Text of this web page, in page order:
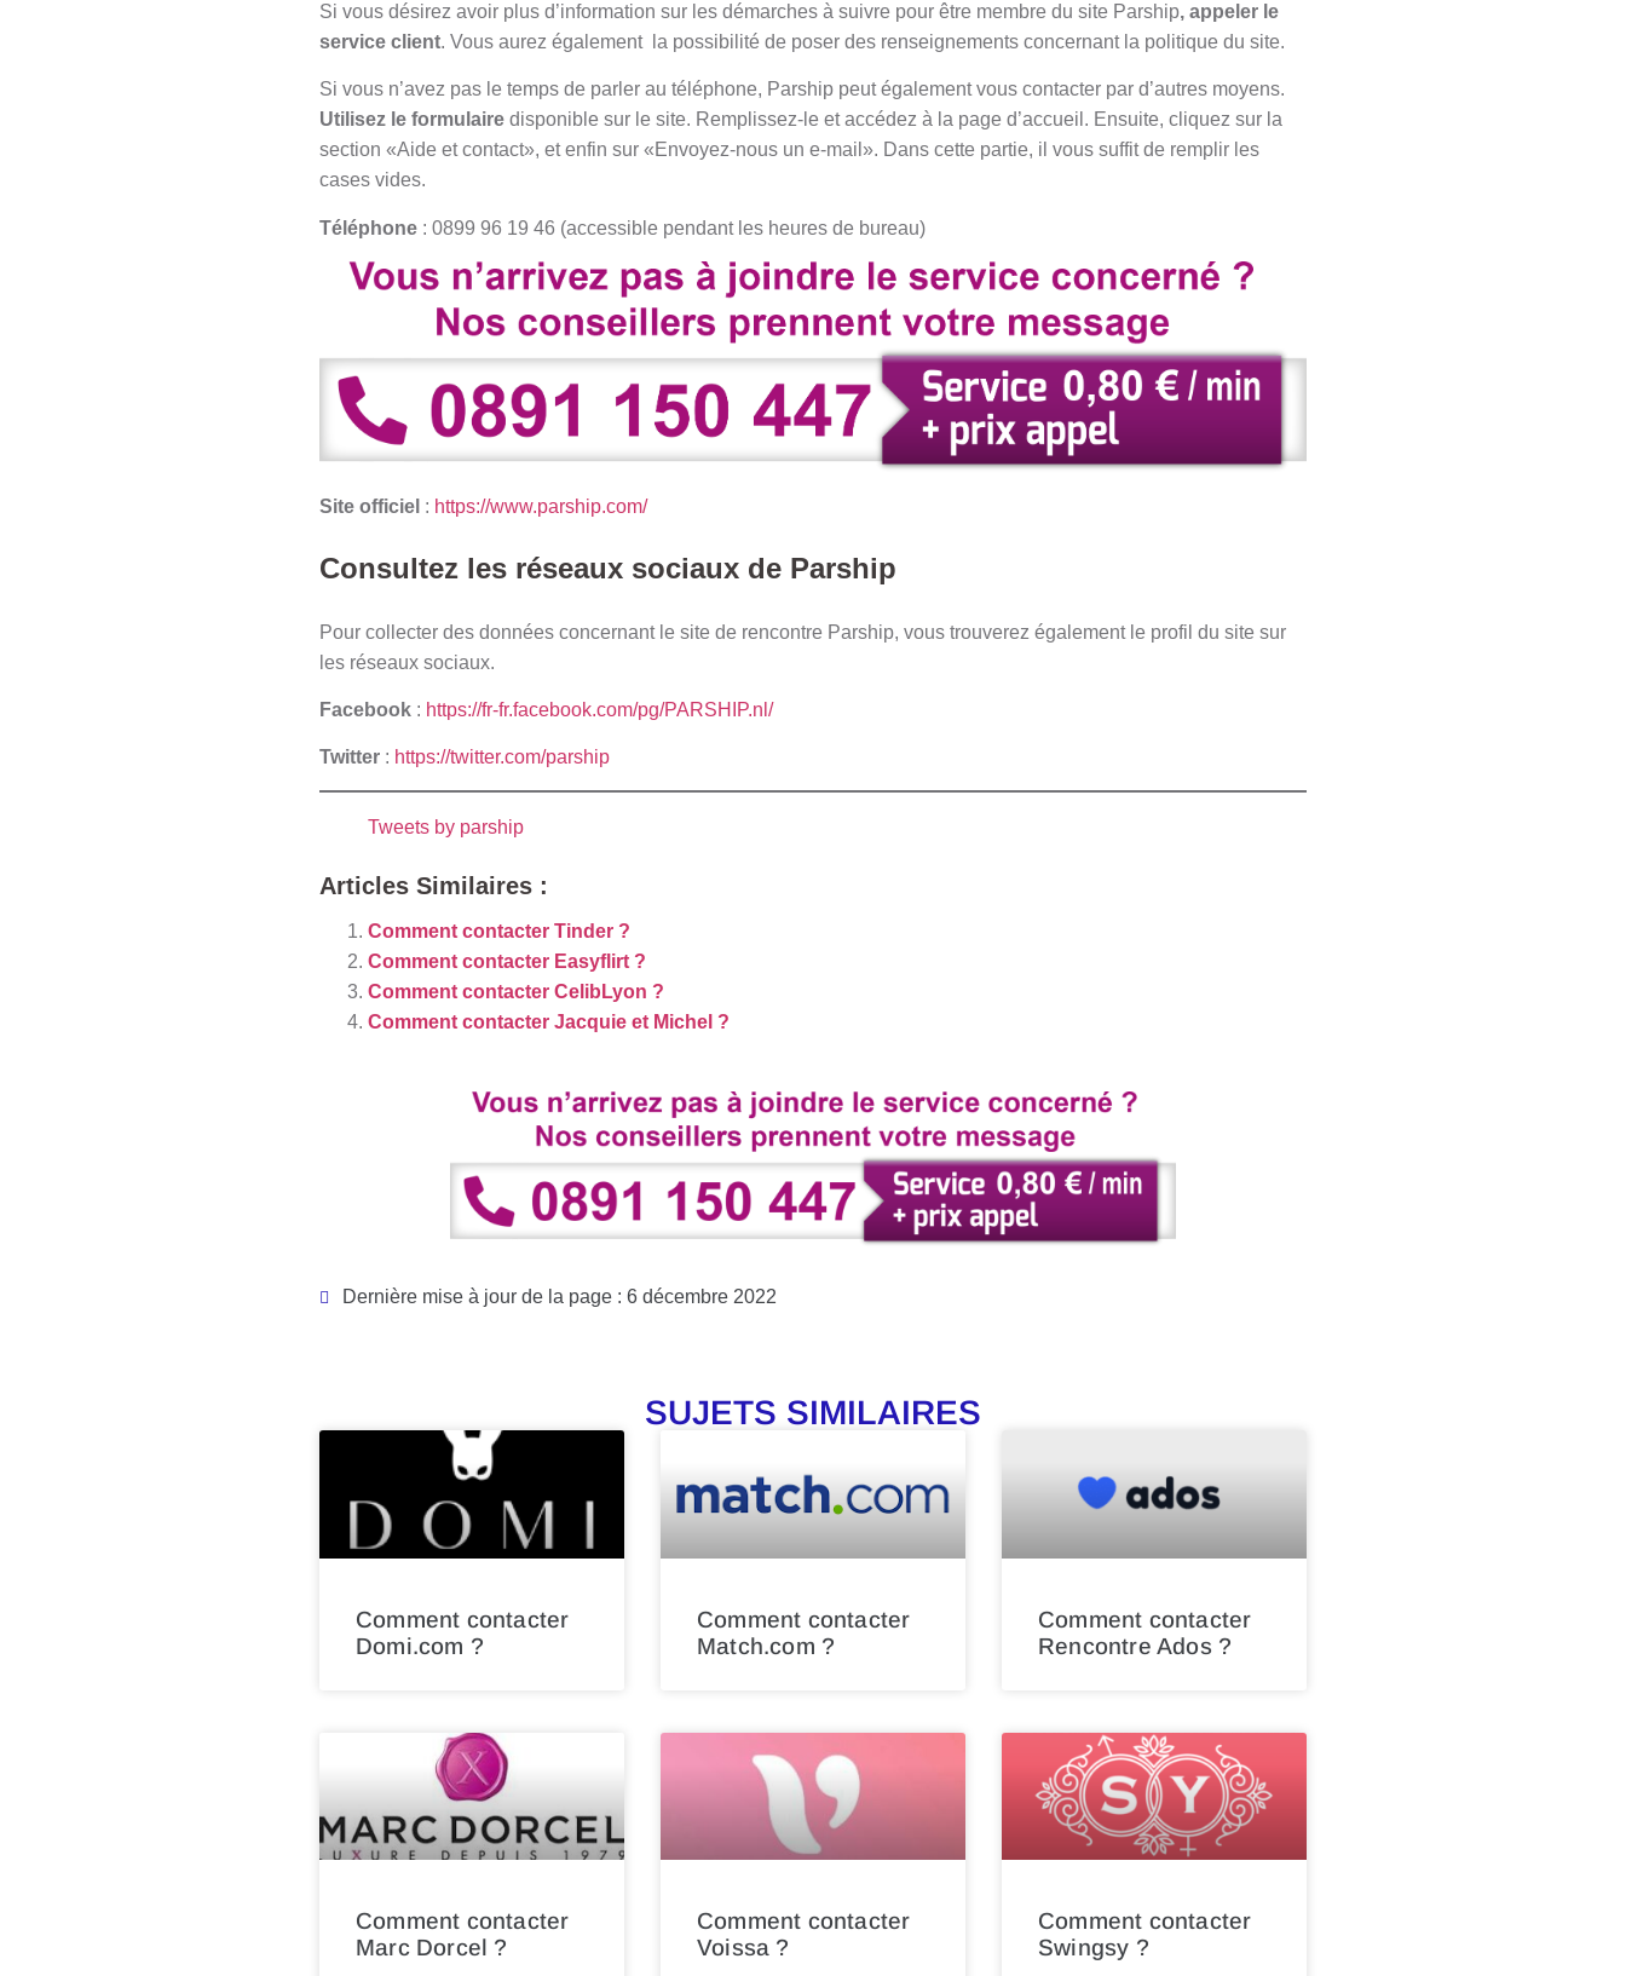
Si vous désirez avoir plus d’information sur les démarches à suivre pour être membre du site Parship, appeler le
service client. Vous aurez également la possibilité de poser des renseignements concernant la politique du site.
Si vous n’avez pas le temps de parler au téléphone, Parship peut également vous contacter par d’autres moyens.
Utilisez le formulaire disponible sur le site. Remplissez-le et accédez à la page d’accueil. Ensuite, cliquez sur la
section «Aide et contact», et enfin sur «Envoyez-nous un e-mail». Dans cette partie, il vous suffit de remplir les
cases vides.
Téléphone : 0899 96 19 46 (accessible pendant les heures de bureau)
Site officiel : https://www.parship.com/
Consultez les réseaux sociaux de Parship
Pour collecter des données concernant le site de rencontre Parship, vous trouverez également le profil du site sur
les réseaux sociaux.
Facebook : https://fr-fr.facebook.com/pg/PARSHIP.nl/
Twitter : https://twitter.com/parship
Tweets by parship
Articles Similaires :
Comment contacter Tinder ?
Comment contacter Easyflirt ?
Comment contacter CelibLyon ?
Comment contacter Jacquie et Michel ?
Dernière mise à jour de la page : 6 décembre 2022
SUJETS SIMILAIRES
Comment contacter
Domi.com ?
Comment contacter
Match.com ?
Comment contacter
Rencontre Ados ?
Comment contacter
Marc Dorcel ?
Comment contacter
Voissa ?
Comment contacter
Swingsy ?